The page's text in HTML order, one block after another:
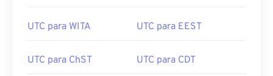
UTC para WITA UTC para EEST
UTC para ChST UTC para CDT